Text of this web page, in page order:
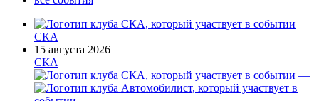
СКА
15 августа 2026
СКА
—